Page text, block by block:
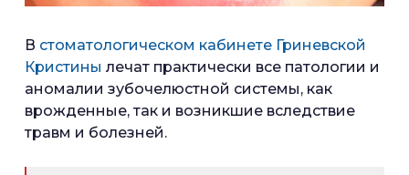
В стоматологическом кабинете Гриневской
Кристины лечат практически все патологии и
аномалии зубочелюстной системы, как
врожденные, так и возникшие вследствие
травм и болезней.